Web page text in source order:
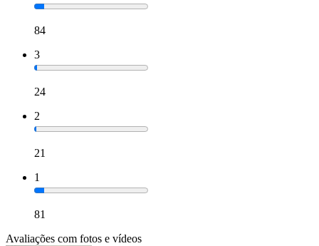
84
3
24
2
21
1
81
Avaliações com fotos e vídeos